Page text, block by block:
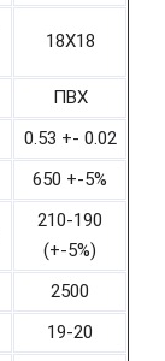
18Х18
ПВХ
0.53 +- 0.02
650 +-5%
210-190
(+-5%)
2500
19-20